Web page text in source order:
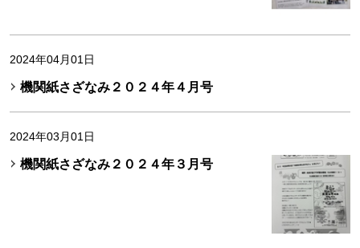
2024年04月01日
機関紙さざなみ２０２４年４月号
2024年03月01日
機関紙さざなみ２０２４年３月号